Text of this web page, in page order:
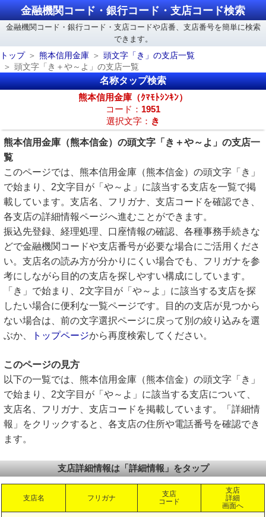
金融機関コード・銀行コード・支店コード検索
金融機関コード・銀行コード・支店コードや店番、支店番号を簡単に検索
できます。
トップ
熊本信用金庫
頭文字「き」の支店一覧
頭文字「き＋や～よ」の支店一覧
名称タップ検索
熊本信用金庫（ｸﾏﾓﾄｼﾝｷﾝ）
コード： 1951
選択文字： き
熊本信用金庫（熊本信金）の頭文字「き＋や～よ」の支店一
覧
このページでは、熊本信用金庫（熊本信金）の頭文字「き」
で始まり、2文字目が「や～よ」に該当する支店を一覧で掲
載しています。支店名、フリガナ、支店コードを確認でき、
各支店の詳細情報ページへ進むことができます。
振込先登録、経理処理、口座情報の確認、各種事務手続きな
どで金融機関コードや支店番号が必要な場合にご活用くださ
い。支店名の読み方が分かりにくい場合でも、フリガナを参
考にしながら目的の支店を探しやすい構成にしています。
「き」で始まり、2文字目が「や～よ」に該当する支店を探
したい場合に便利な一覧ページです。目的の支店が見つから
ない場合は、前の文字選択ページに戻って別の絞り込みを選
ぶか、
トップページから再度検索してください。
このページの見方
以下の一覧では、熊本信用金庫（熊本信金）の頭文字「き」
で始まり、2文字目が「や～よ」に該当する支店について、
支店名、フリガナ、支店コードを掲載しています。「詳細情
報」をクリックすると、各支店の住所や電話番号を確認でき
ます。
支店詳細情報は「詳細情報」をタップ
支店名 フリガナ
支店
コード
支店
詳細
画面へ